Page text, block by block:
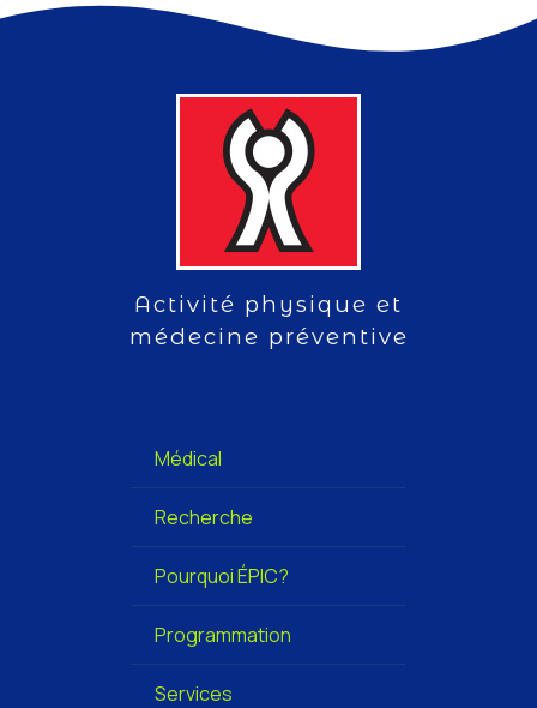
Activité physique et
médecine préventive
Médical
Recherche
Pourquoi ÉPIC?
Programmation
Services